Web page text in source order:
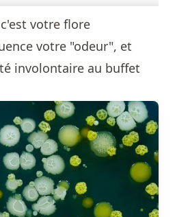
votre flore
votre "odeur", et
involontaire au buffet